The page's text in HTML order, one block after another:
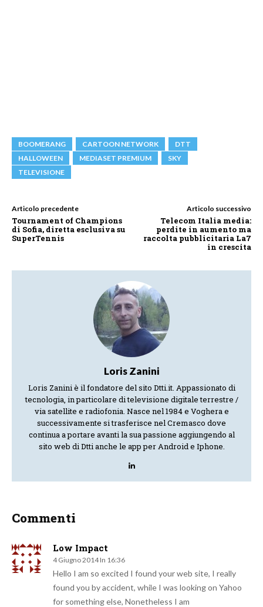
BOOMERANG CARTOON NETWORK
DTT
HALLOWEEN
MEDIASET PREMIUM
SKY
TELEVISIONE
Articolo precedente
Tournament of Champions
di Sofia, diretta esclusiva su
SuperTennis
Articolo successivo
Telecom Italia media:
perdite in aumento ma
raccolta pubblicitaria La7
in crescita
Loris Zanini
Loris Zanini è il fondatore del sito Dtti.it. Appassionato di
tecnologia, in particolare di televisione digitale terrestre /
via satellite e radiofonia. Nasce nel 1984 e Voghera e
successivamente si trasferisce nel Cremasco dove
continua a portare avanti la sua passione aggiungendo al
sito web di Dtti anche le app per Android e Iphone.
Commenti
Low Impact
4 Giugno 2014 In 16:36
Hello I am so excited I found your web site, I really
found you by accident, while I was looking on Yahoo
for something else, Nonetheless I am